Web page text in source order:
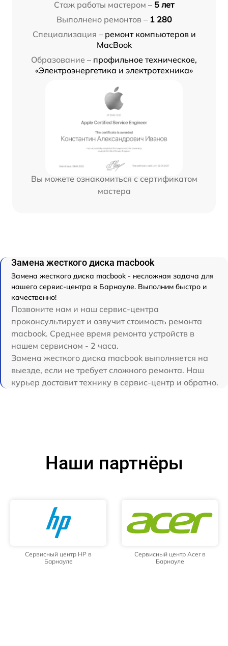
Стаж работы мастером – 5 лет
Выполнено ремонтов – 1 280
Специализация – ремонт компьютеров и
MacBook
Образование – профильное техническое,
«Электроэнергетика и электротехника»
Вы можете ознакомиться с сертификатом
мастера
Замена жесткого диска macbook
Замена жесткого диска macbook - несложная задача для
нашего сервис-центра в Барнауле. Выполним быстро и
качественно!
Позвоните нам и наш сервис-центра
проконсультирует и озвучит стоимость ремонта
macbook. Среднее время ремонта устройств в
нашем сервисном - 2 часа.
Замена жесткого диска macbook выполняется на
выезде, если не требует сложного ремонта. Наш
курьер доставит технику в сервис-центр и обратно.
Наши партнёры
Сервисный центр HP в
Барнауле
Сервисный центр Acer в
Барнауле